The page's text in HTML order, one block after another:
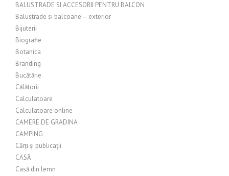
BALUSTRADE SI ACCESORII PENTRU BALCON
Balustrade si balcoane – exterior
Bijuterii
Biografie
Botanica
Branding
Bucătărie
Călătorii
Calculatoare
Calculatoare online
CAMERE DE GRADINA
CAMPING
Cărți și publicații
CASĂ
Casă din lemn